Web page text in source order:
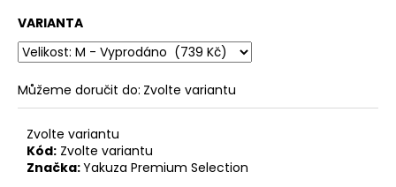
VARIANTA
Můžeme doručit do: Zvolte variantu
Zvolte variantu
Kód: Zvolte variantu
Značka:Yakuza Premium Selection
j
e
m
ŠEDÉ
TRIČKO
YAKUZA